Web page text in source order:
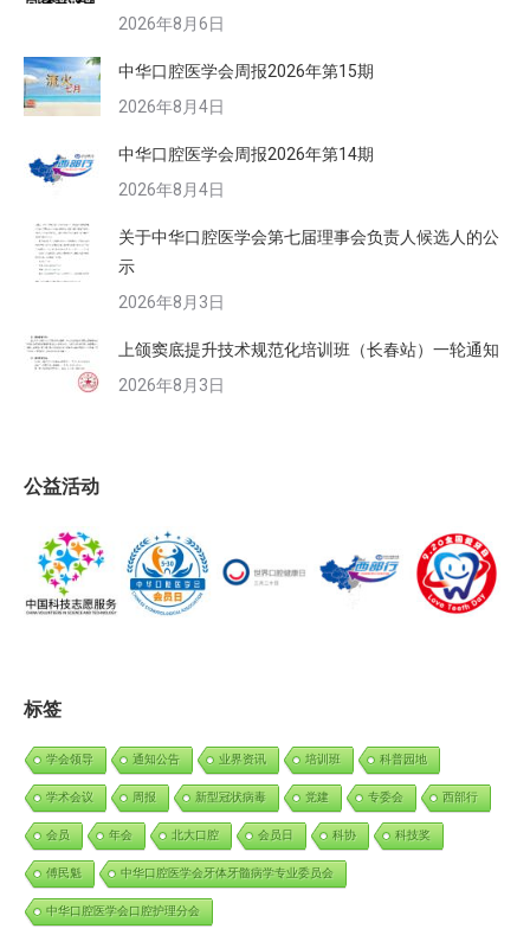
2026年8月6日
中华口腔医学会周报2026年第15期
2026年8月4日
中华口腔医学会周报2026年第14期
2026年8月4日
关于中华口腔医学会第七届理事会负责人候选人的公
示
2026年8月3日
上颌窦底提升技术规范化培训班（长春站）一轮通知
2026年8月3日
公益活动
标签
学会领导 通知公告 业界资讯 培训班 科普园地
学术会议 周报 新型冠状病毒 党建 专委会 西部行
会员 年会 北大口腔 会员日 科协 科技奖
傅民魁 中华口腔医学会牙体牙髓病学专业委员会
中华口腔医学会口腔护理分会